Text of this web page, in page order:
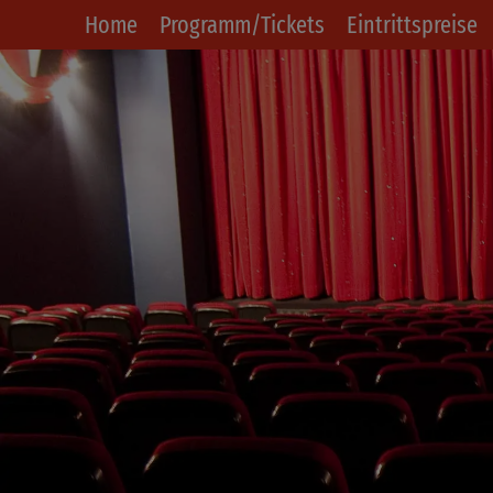
Home Programm/Tickets Eintrittspreise